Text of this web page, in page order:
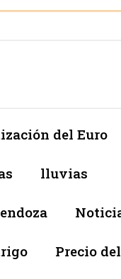
del Euro
lluvias
Precio